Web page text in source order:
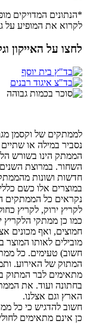
*הנתונים המדויקים
לקרוא את המופיע על
לחצו על האייקון
לממתקים של וקסמן
נסביר במילה או
הממתק הינו בשורש
השחור. במרוצת השנים
חדשות ושונות
במוצרים אלו כשם
נקראים כל הממתקים
לקריץ ירוק, לקריץ
כמו כן ממתקי הלקריץ
חמוצים, ואף מכונים
מובילים לאותו המוצר
חשוב) טעימים. כל
המתוק של האירוע.
מתאימים לבר המתוק
בחתונה ועוד. את
הארץ וגם אצלנו.
חשוב להדגיש כי כל
כן אינם מתאימים